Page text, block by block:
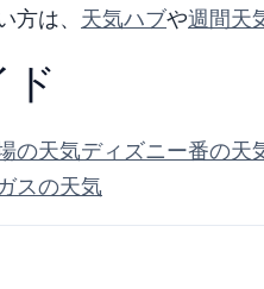
は、 天気ハブや週間天
ド
の天気ディズニー番の天
スの天気